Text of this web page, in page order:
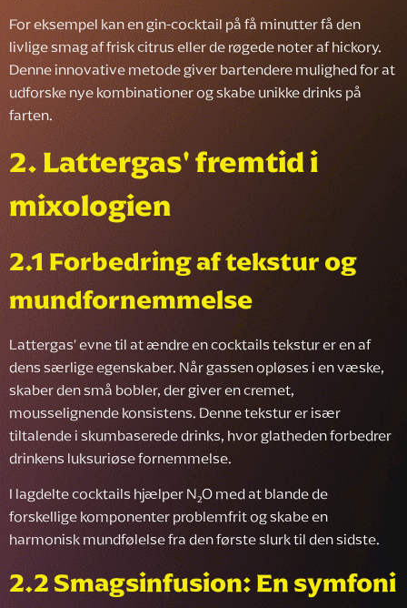
For eksempel kan en gin-cocktail på få minutter få den
livlige smag af frisk citrus eller de røgede noter af hickory.
Denne innovative metode giver bartendere mulighed for at
udforske nye kombinationer og skabe unikke drinks på
farten.
2.Lattergas' fremtid i
mixologien
2.1 Forbedring af tekstur og
mundfornemmelse
Lattergas' evne til at ændre en cocktails tekstur er en af
dens særlige egenskaber. Når gassen opløses i en væske,
skaber den små bobler, der giver en cremet,
mousselignende konsistens. Denne tekstur er især
tiltalende i skumbaserede drinks, hvor glatheden forbedrer
drinkens luksuriøse fornemmelse.
I lagdelte cocktails hjælper N₂O med at blande de
forskellige komponenter problemfrit og skabe en
harmonisk mundfølelse fra den første slurk til den sidste.
2.2 Smagsinfusion: En symfoni